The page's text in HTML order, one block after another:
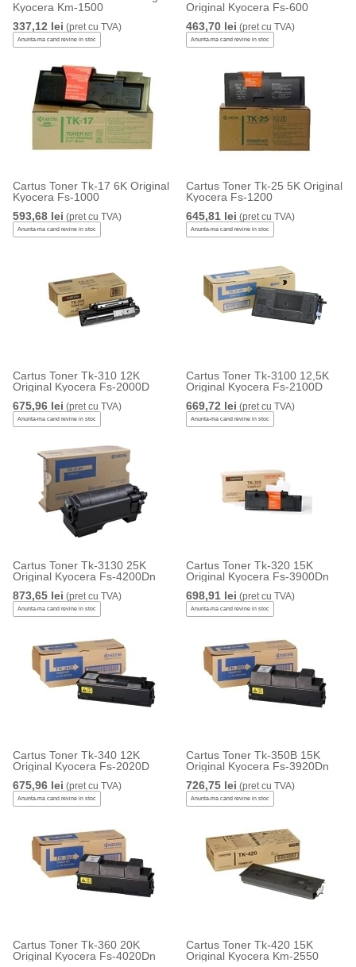
Kyocera Km-1500
337,12 lei (pret cu TVA)
Anunta-ma cand revine in stoc
Original Kyocera Fs-600
463,70 lei (pret cu TVA)
Anunta-ma cand revine in stoc
Cartus Toner Tk-17 6K Original
Kyocera Fs-1000
593,68 lei (pret cu TVA)
Anunta-ma cand revine in stoc
Cartus Toner Tk-25 5K Original
Kyocera Fs-1200
645,81 lei (pret cu TVA)
Anunta-ma cand revine in stoc
Cartus Toner Tk-310 12K
Original Kyocera Fs-2000D
675,96 lei (pret cu TVA)
Anunta-ma cand revine in stoc
Cartus Toner Tk-3100 12,5K
Original Kyocera Fs-2100D
669,72 lei (pret cu TVA)
Anunta-ma cand revine in stoc
Cartus Toner Tk-3130 25K
Original Kyocera Fs-4200Dn
873,65 lei (pret cu TVA)
Anunta-ma cand revine in stoc
Cartus Toner Tk-320 15K
Original Kyocera Fs-3900Dn
698,91 lei (pret cu TVA)
Anunta-ma cand revine in stoc
Cartus Toner Tk-340 12K
Original Kyocera Fs-2020D
675,96 lei (pret cu TVA)
Anunta-ma cand revine in stoc
Cartus Toner Tk-350B 15K
Original Kyocera Fs-3920Dn
726,75 lei (pret cu TVA)
Anunta-ma cand revine in stoc
Cartus Toner Tk-360 20K
Original Kyocera Fs-4020Dn
Cartus Toner Tk-420 15K
Original Kyocera Km-2550